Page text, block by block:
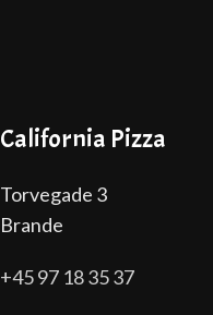
California Pizza
Torvegade 3
Brande
+45 97 18 35 37